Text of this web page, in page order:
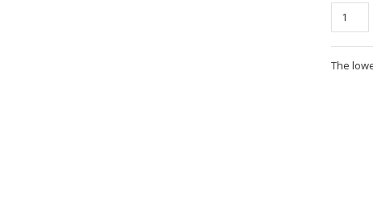
ilość
Y
Bateria
The